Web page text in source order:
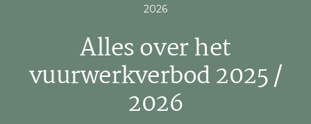
2026
Alles over het
vuurwerkverbod 2025 /
2026